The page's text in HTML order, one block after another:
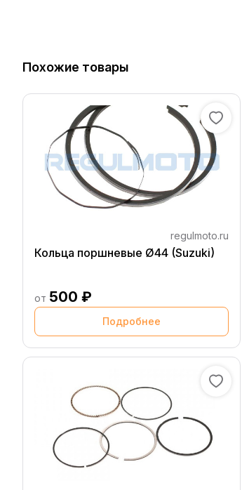
Похожие товары
regulmoto.ru
Кольца поршневые Ø44 (Suzuki)
от 500 ₽
Подробнее